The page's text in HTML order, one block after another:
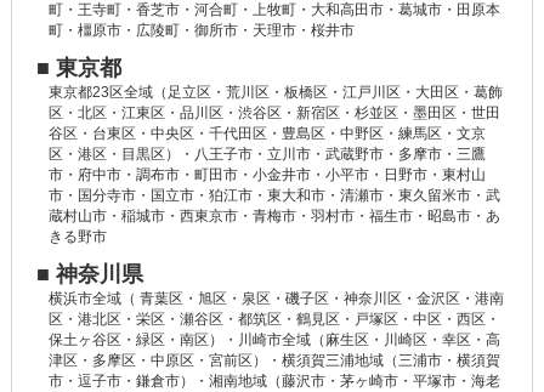
町・王寺町・香芝市・河合町・上牧町・大和高田市・葛城市・田原本
町・橿原市・広陵町・御所市・天理市・桜井市
■ 東京都
東京都23区全域（足立区・荒川区・板橋区・江戸川区・大田区・葛飾
区・北区・江東区・品川区・渋谷区・新宿区・杉並区・墨田区・世田
谷区・台東区・中央区・千代田区・豊島区・中野区・練馬区・文京
区・港区・目黒区）・八王子市・立川市・武蔵野市・多摩市・三鷹
市・府中市・調布市・町田市・小金井市・小平市・日野市・東村山
市・国分寺市・国立市・狛江市・東大和市・清瀬市・東久留米市・武
蔵村山市・稲城市・西東京市・青梅市・羽村市・福生市・昭島市・あ
きる野市
■ 神奈川県
横浜市全域（ 青葉区・旭区・泉区・磯子区・神奈川区・金沢区・港南
区・港北区・栄区・瀬谷区・都筑区・鶴見区・戸塚区・中区・西区・
保土ヶ谷区・緑区・南区）・川崎市全域（麻生区・川崎区・幸区・高
津区・多摩区・中原区・宮前区）・横須賀三浦地域（三浦市・横須賀
市・逗子市・鎌倉市）・湘南地域（藤沢市・茅ヶ崎市・平塚市・海老